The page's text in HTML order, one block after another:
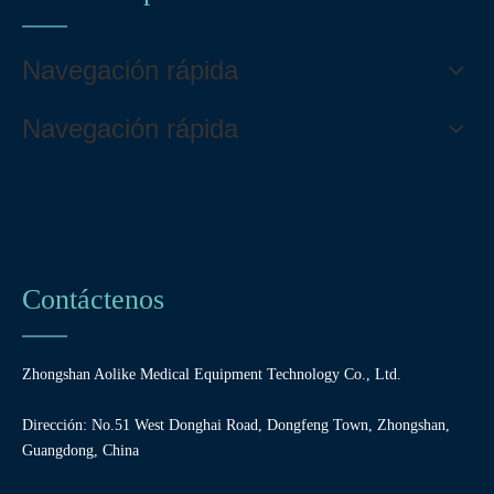
Navegación rápida
Navegación rápida
Contáctenos
Zhongshan Aolike Medical Equipment Technology Co., Ltd.
Dirección: No.51 West Donghai Road, Dongfeng Town, Zhongshan,
Guangdong, China